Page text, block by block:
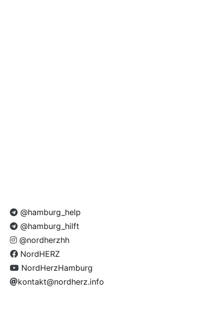
@hamburg_help
@hamburg_hilft
@nordherzhh
NordHERZ
NordHerzHamburg
kontakt@nordherz.info